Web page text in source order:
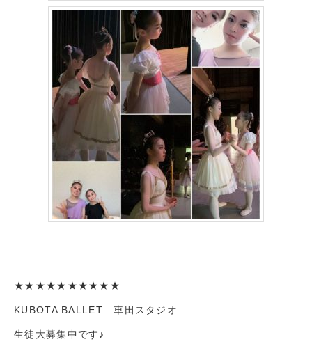
★★★★★★★★★★
KUBOTA BALLET 車田スタジオ
生徒大募集中です♪